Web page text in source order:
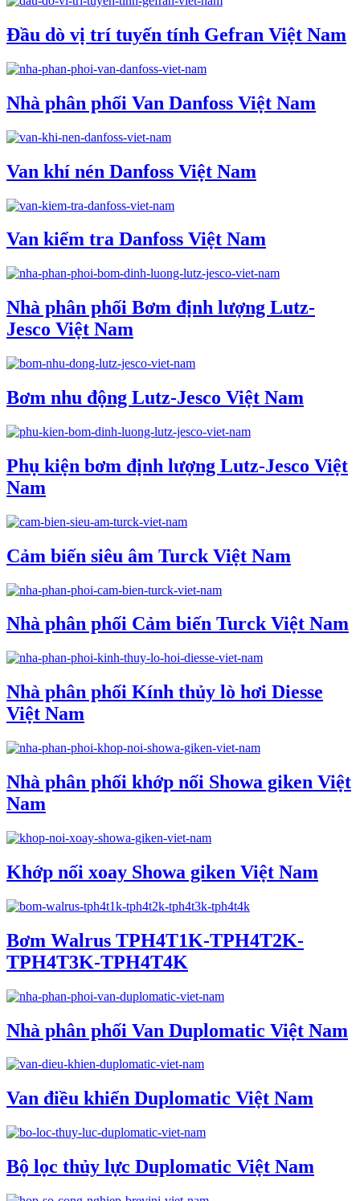
Đầu dò vị trí tuyến tính Gefran Việt Nam
Nhà phân phối Van Danfoss Việt Nam
Van khí nén Danfoss Việt Nam
Van kiểm tra Danfoss Việt Nam
Nhà phân phối Bơm định lượng Lutz-
Jesco Việt Nam
Bơm nhu động Lutz-Jesco Việt Nam
Phụ kiện bơm định lượng Lutz-Jesco Việt
Nam
Cảm biến siêu âm Turck Việt Nam
Nhà phân phối Cảm biến Turck Việt Nam
Nhà phân phối Kính thủy lò hơi Diesse
Việt Nam
Nhà phân phối khớp nối Showa giken Việt
Nam
Khớp nối xoay Showa giken Việt Nam
Bơm Walrus TPH4T1K-TPH4T2K-
TPH4T3K-TPH4T4K
Nhà phân phối Van Duplomatic Việt Nam
Van điều khiển Duplomatic Việt Nam
Bộ lọc thủy lực Duplomatic Việt Nam